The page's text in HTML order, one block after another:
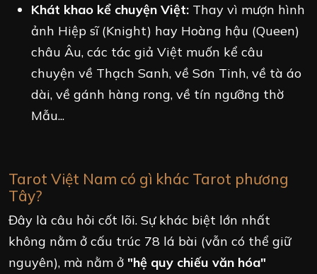
Khát khao kể chuyện Việt: Thay vì mượn hình
ảnh Hiệp sĩ (Knight) hay Hoàng hậu (Queen)
châu Âu, các tác giả Việt muốn kể câu
chuyện về Thạch Sanh, về Sơn Tinh, về tà áo
dài, về gánh hàng rong, về tín ngưỡng thờ
Mẫu...
Tarot Việt Nam có gì khác Tarot phương
Tây?
Đây là câu hỏi cốt lõi. Sự khác biệt lớn nhất
không nằm ở cấu trúc 78 lá bài (vẫn có thể giữ
nguyên), mà nằm ở "hệ quy chiếu văn hóa"